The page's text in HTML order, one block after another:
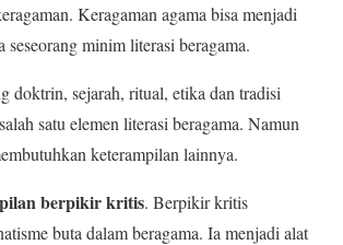
Keragaman agama bisa menjadi
seseorang minim literasi beragama.
doktrin, sejarah, ritual, etika dan tradisi
satu elemen literasi beragama. Namun
keterampilan lainnya.
berpikir kritis. Berpikir kritis
buta dalam beragama. Ia menjadi alat